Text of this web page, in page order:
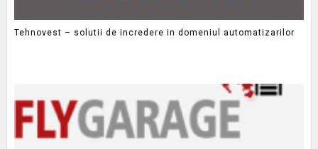
Tehnovest – solutii de incredere in domeniul automatizarilor